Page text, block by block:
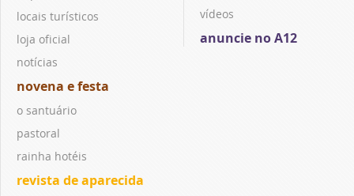
locais turísticos
loja oficial
notícias
novena e festa
o santuário
pastoral
rainha hotéis
revista de aparecida
vídeos
anuncie no A12